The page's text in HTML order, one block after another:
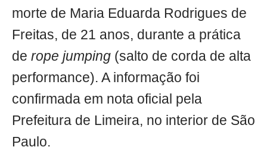
morte de Maria Eduarda Rodrigues de
Freitas, de 21 anos, durante a prática
de rope jumping (salto de corda de alta
performance). A informação foi
confirmada em nota oficial pela
Prefeitura de Limeira, no interior de São
Paulo.